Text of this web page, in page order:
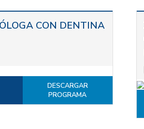
CON DENTINA
DESCARGAR
PROGRAMA